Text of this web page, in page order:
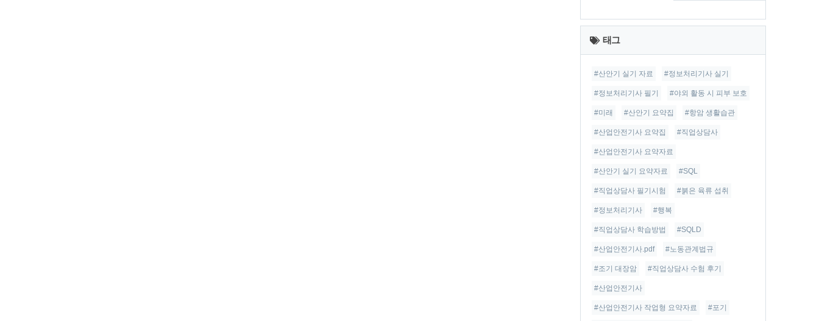
최
근
글
태그
#산안기 실기 자료 #정보처리기사 실기
#정보처리기사 필기 #야외 활동 시 피부 보호
#미래 #산안기 요약집 #항암 생활습관
#산업안전기사 요약집 #직업상담사
#산업안전기사 요약자료
#산안기 실기 요약자료 #SQL
#직업상담사 필기시험 #붉은 육류 섭취
#정보처리기사 #행복
#직업상담사 학습방법 #SQLD
#산업안전기사.pdf #노동관계법규
#조기 대장암 #직업상담사 수험 후기
#산업안전기사
#산업안전기사 작업형 요약자료 #포기